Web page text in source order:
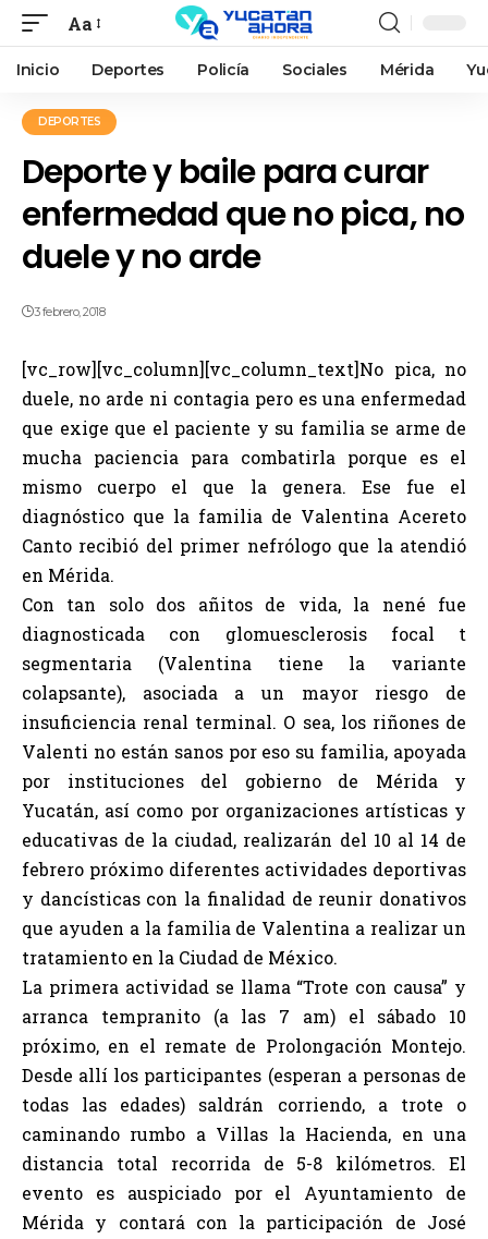
Aa
Inicio Deportes Policía Sociales Mérida
DEPORTES
Deporte y baile para curar
enfermedad que no pica, no
duele y no arde
3 febrero, 2018
[vc_row][vc_column][vc_column_text]No pica, no
duele, no arde ni contagia pero es una enfermedad
que exige que el paciente y su familia se arme de
mucha paciencia para combatirla porque es el
mismo cuerpo el que la genera. Ese fue el
diagnóstico que la familia de Valentina Acereto
Canto recibió del primer nefrólogo que la atendió
en Mérida.
Con tan solo dos añitos de vida, la nené fue
diagnosticada con glomuesclerosis focal t
segmentaria (Valentina tiene la variante
colapsante), asociada a un mayor riesgo de
insuficiencia renal terminal. O sea, los riñones de
Valenti no están sanos por eso su familia, apoyada
por instituciones del gobierno de Mérida y
Yucatán, así como por organizaciones artísticas y
educativas de la ciudad, realizarán del 10 al 14 de
febrero próximo diferentes actividades deportivas
y dancísticas con la finalidad de reunir donativos
que ayuden a la familia de Valentina a realizar un
tratamiento en la Ciudad de México.
La primera actividad se llama “Trote con causa” y
arranca tempranito (a las 7 am) el sábado 10
próximo, en el remate de Prolongación Montejo.
Desde allí los participantes (esperan a personas de
todas las edades) saldrán corriendo, a trote o
caminando rumbo a Villas la Hacienda, en una
distancia total recorrida de 5-8 kilómetros. El
evento es auspiciado por el Ayuntamiento de
Mérida y contará con la participación de José